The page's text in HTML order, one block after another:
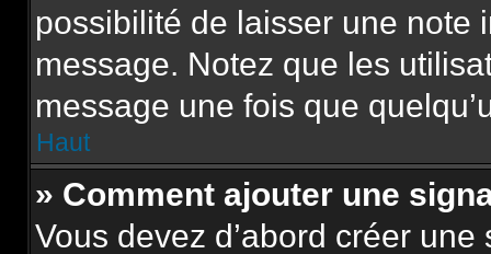
possibilité de laisser une note
message. Notez que les
message une fois que
Haut
» Comment ajouter une
Vous devez d’abord créer